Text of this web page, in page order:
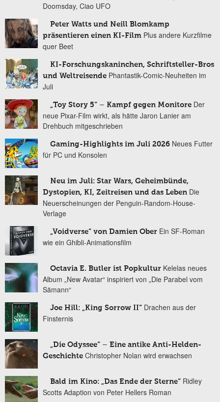
Doomsday, Ciao UFO
Peter Watts und Neill Blomkamp
präsentieren einen KI-Film Plus andere Kurzfilme
quer Beet
KI-Forschungskaninchen, Schriftsteller-Bros
und Weltreisende Phantastik-Comic-Neuheiten im
Juli
„Toy Story 5“ – Kampf gegen Monitore Der
neue Pixar-Film wirkt, als hätte Jaron Lanier am
Drehbuch mitgeschrieben
Gaming-Highlights im Juli 2026 Neues Futter
für PC und Konsolen
Neu im Juli: Star Wars, Geheimbünde,
Dystopien, KI, Zeitreisen und das Leben Die
Neuerscheinungen der Penguin-Random-House-
Verlage
„Voidverse“ von Damien Ober Ein SF-Roman
wie ein Ghibli-Animationsfilm
Octavia E. Butler ist Popkultur Kelelas neues
Album „New Avatar“ inspiriert von „Die Parabel vom
Sämann“
Joe Hill: „King Sorrow II“ Drachen aus der
Finsternis
„Die Odyssee“ – Eine antike Anti-Helden-
Geschichte Christopher Nolan wird erwachsen
Bald im Kino: „Das Ende der Sterne“ Ridley
Scotts Adaption von Peter Hellers Roman